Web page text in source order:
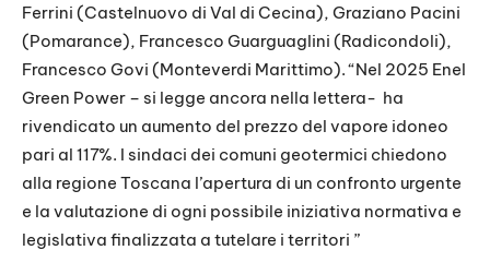
Ferrini (Castelnuovo di Val di Cecina), Graziano Pacini
(Pomarance), Francesco Guarguaglini (Radicondoli),
Francesco Govi (Monteverdi Marittimo). “Nel 2025 Enel
Green Power – si legge ancora nella lettera- ha
rivendicato un aumento del prezzo del vapore idoneo
pari al 117%. I sindaci dei comuni geotermici chiedono
alla regione Toscana l’apertura di un confronto urgente
e la valutazione di ogni possibile iniziativa normativa e
legislativa finalizzata a tutelare i territori ”